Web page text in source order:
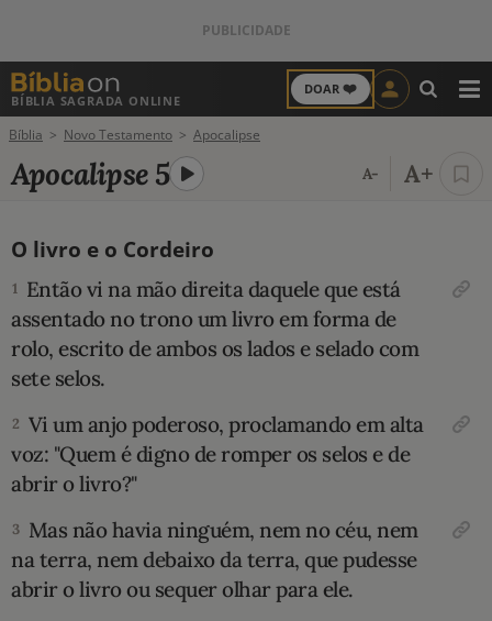
BÍBLIA SAGRADA ONLINE
DOAR ❤️
ANTIGO TESTAMENTO
NOVO TESTAMENTO
VERSÍCULOS
VERSÍCULO DO DIA
PALAVRA DO DIA
SALMO DO DIA
DEVOCIONAL DIÁRIO
10 MANDAMENTOS
ESTUDOS BÍBLICOS
Bíblia Novo Testamento Apocalipse
Apocalipse 5 A- A+
O livro e o Cordeiro
1 Então vi na mão direita daquele que está
assentado no trono um livro em forma de
rolo, escrito de ambos os lados e selado com
sete selos.
2 Vi um anjo poderoso, proclamando em alta
voz: "Quem é digno de romper os selos e de
abrir o livro?"
3 Mas não havia ninguém, nem no céu, nem
na terra, nem debaixo da terra, que pudesse
abrir o livro ou sequer olhar para ele.